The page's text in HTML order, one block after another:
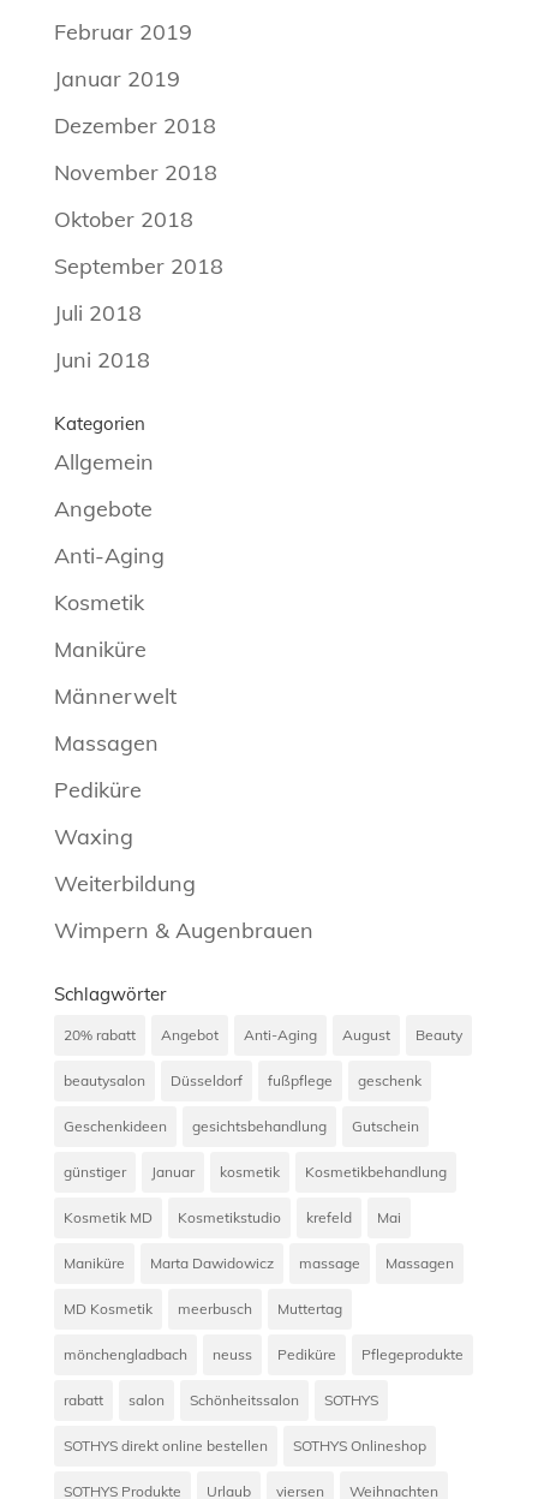
Februar 2019
Januar 2019
Dezember 2018
November 2018
Oktober 2018
September 2018
Juli 2018
Juni 2018
Kategorien
Allgemein
Angebote
Anti-Aging
Kosmetik
Maniküre
Männerwelt
Massagen
Pediküre
Waxing
Weiterbildung
Wimpern & Augenbrauen
Schlagwörter
20% rabatt Angebot Anti-Aging August Beauty
beautysalon Düsseldorf fußpflege geschenk
Geschenkideen gesichtsbehandlung Gutschein
günstiger Januar kosmetik Kosmetikbehandlung
Kosmetik MD Kosmetikstudio krefeld Mai
Maniküre Marta Dawidowicz massage Massagen
MD Kosmetik meerbusch Muttertag
mönchengladbach neuss Pediküre Pflegeprodukte
rabatt salon Schönheitssalon SOTHYS
SOTHYS direkt online bestellen SOTHYS Onlineshop
SOTHYS Produkte Urlaub viersen Weihnachten